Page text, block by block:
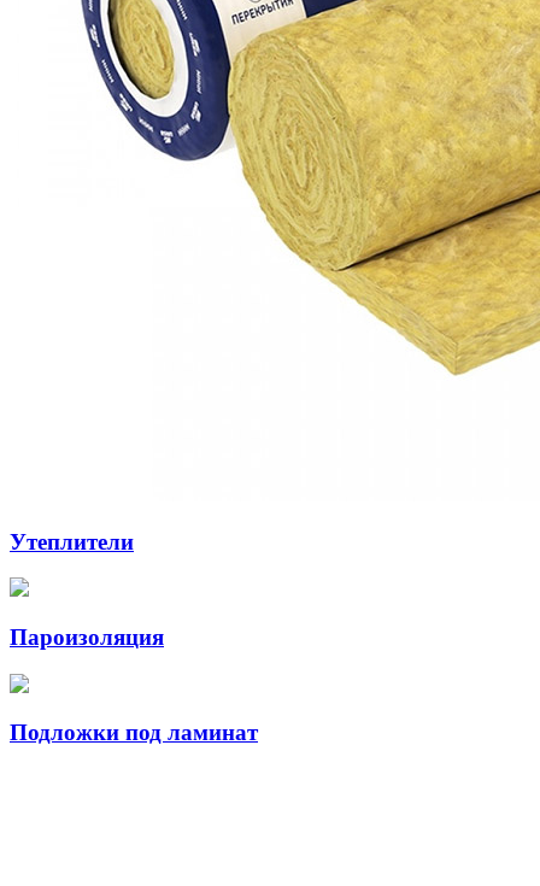
Утеплители
Пароизоляция
Подложки под ламинат